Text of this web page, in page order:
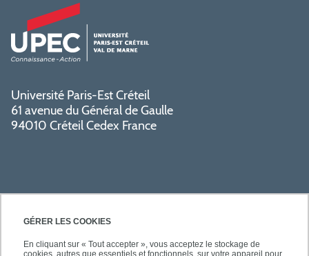
GÉRER LES COOKIES
En cliquant sur « Tout accepter », vous acceptez le stockage de
Université Paris-Est Créteil
61 avenue du Général de Gaulle
94010 Créteil Cedex France